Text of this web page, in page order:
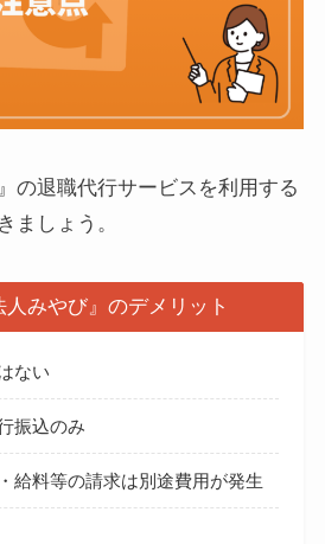
の退職代行サービスを利用する
ましょう。
人みやび』のデメリット
ない
振込のみ
給料等の請求は別途費用が発生